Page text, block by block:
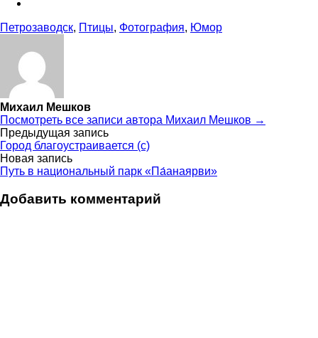
Петрозаводск, Птицы, Фотография, Юмор
Михаил Мешков
Посмотреть все записи автора Михаил Мешков →
Навигация
по
записям
Предыдущая запись
Город благоустраивается (с)
Новая запись
Путь в национальный парк «Па́анаярви»
Добавить комментарий